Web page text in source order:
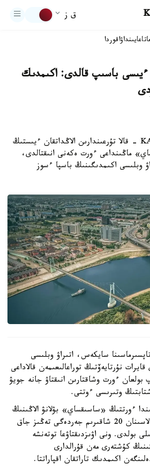
ق ز
تاعايىنداۋاقوردا
ءيىسى باسىپ قالدى: اكىمدىك
استانا. KAZINFORM - قالا تۇرعىندارىن الاڭداتقان ءيىستىڭ
ماڭىنداعى ءورت ەكەنى انىقتالدى،
وبلىسى اكىمدىگىنىڭ باسپا ءسوز
سايكەس، اتىراۋ وبلىسى
نۇرتايەۆتىڭ توراعالىعىمەن قالاداعى
ءورت وشاقتارىن انىقتاۋ جانە جويۋ
وتىرىسى ءوتتى.
ءورتتىڭ «ساسىقساي» بۋلانۋ الاڭىنىڭ
ار جاعىندا، اتىراۋ قالاسىنان 20 شاقىرىم جەردەگى تەڭىز جاق
بولدى. ونى اۋىزدىقتاۋعا توتەنشە
كۇشتەرى مەن قۇرالدارى
اكىمدىك تاراتقان اقپاراتتا.